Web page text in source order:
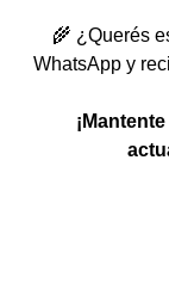
🌾 ¿Querés
WhatsApp y